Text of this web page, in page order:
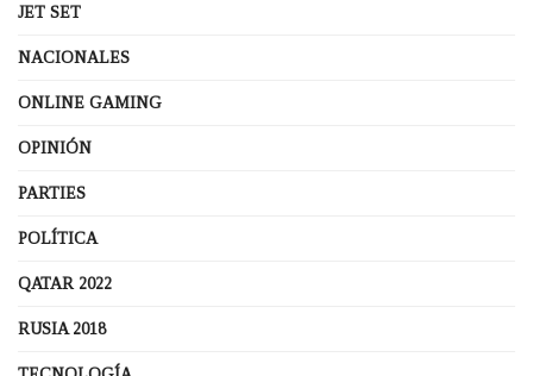
JET SET
NACIONALES
ONLINE GAMING
OPINIÓN
PARTIES
POLÍTICA
QATAR 2022
RUSIA 2018